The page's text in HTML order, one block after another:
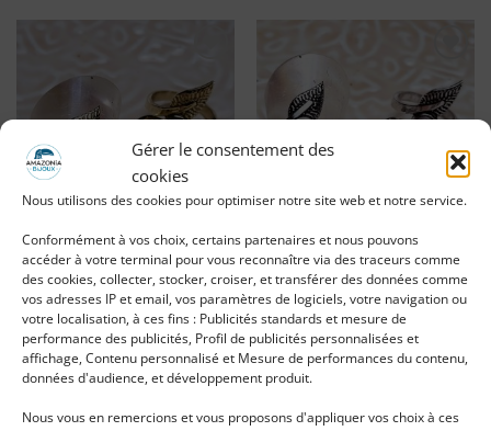
Gérer le consentement des
cookies
Nous utilisons des cookies pour optimiser notre site web et notre service.
Conformément à vos choix, certains partenaires et nous pouvons
accéder à votre terminal pour vous reconnaître via des traceurs comme
des cookies, collecter, stocker, croiser, et transférer des données comme
vos adresses IP et email, vos paramètres de logiciels, votre navigation ou
votre localisation, à ces fins : Publicités standards et mesure de
performance des publicités, Profil de publicités personnalisées et
affichage, Contenu personnalisé et Mesure de performances du contenu,
données d'audience, et développement produit.
Nous vous en remercions et vous proposons d'appliquer vos choix à ces
à ma
liste
d'envies
Bague dorée feuille et
pierre de Lune
LIRE LA SUITE
Se connecter pour voir le
à ma
liste
d'envies
Bague argentée feuille et
améthyste
LIRE LA SUITE
Se connecter pour voir le